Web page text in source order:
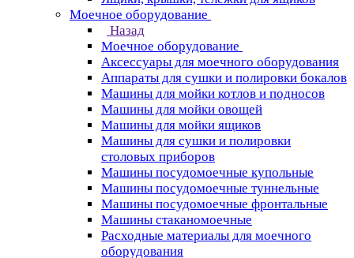
Моечное оборудование
Назад
Моечное оборудование
Аксессуары для моечного оборудования
Аппараты для сушки и полировки бокалов
Машины для мойки котлов и подносов
Машины для мойки овощей
Машины для мойки ящиков
Машины для сушки и полировки
столовых приборов
Машины посудомоечные купольные
Машины посудомоечные туннельные
Машины посудомоечные фронтальные
Машины стаканомоечные
Расходные материалы для моечного
оборудования